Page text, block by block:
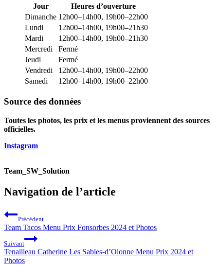
Jour
Heures d’ouverture
Dimanche 12h00–14h00, 19h00–22h00
Lundi
12h00–14h00, 19h00–21h30
Mardi
12h00–14h00, 19h00–21h30
Mercredi
Fermé
Jeudi
Fermé
Vendredi
12h00–14h00, 19h00–22h00
Samedi
12h00–14h00, 19h00–22h00
Source des données
Toutes les photos, les prix et les menus proviennent des sources
officielles.
Instagram
Team_SW_Solution
Navigation de l’article
Précédent
Team Tacos Menu Prix Fonsorbes 2024 et Photos
Suivant
Tenailleau Catherine Les Sables-d’Olonne Menu Prix 2024 et
Photos